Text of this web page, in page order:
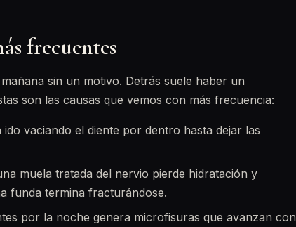
frecuentes
sin un motivo. Detrás suele haber un
son las causas que vemos con más frecuencia:
ido vaciando el diente por dentro hasta dejar las
muela tratada del nervio pierde hidratación y
funda termina fracturándose.
por la noche genera microfisuras que avanzan con